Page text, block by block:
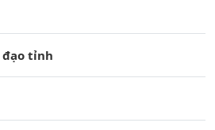
đạo tỉnh